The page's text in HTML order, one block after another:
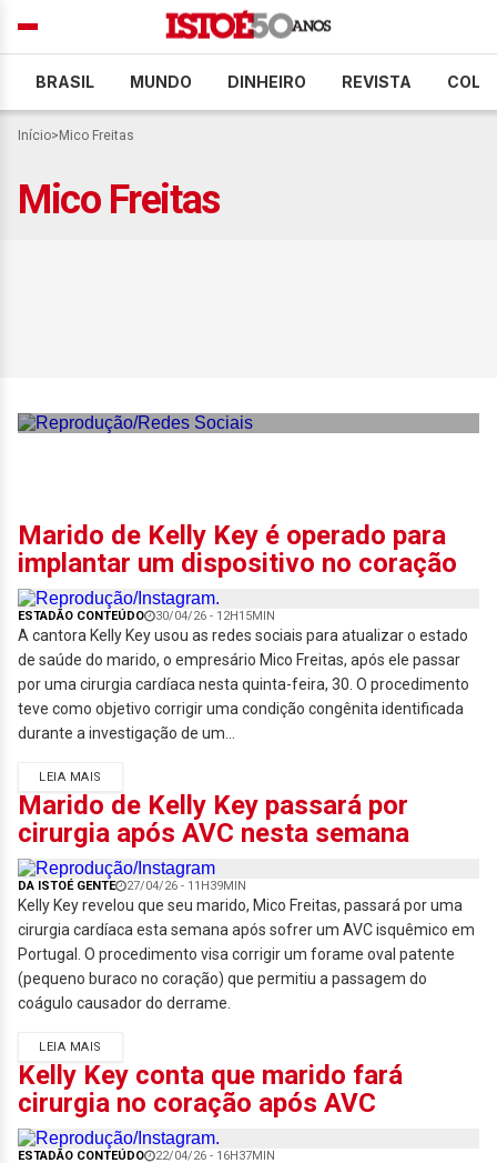
BRASIL MUNDO DINHEIRO REVISTA
Início> Mico Freitas
Mico Freitas
Marido de Kelly Key é operado para
implantar um dispositivo no coração
ESTADÃO CONTEÚDO 30/04/26 - 12H15MIN
A cantora Kelly Key usou as redes sociais para atualizar o estado
de saúde do marido, o empresário Mico Freitas, após ele passar
por uma cirurgia cardíaca nesta quinta-feira, 30. O procedimento
teve como objetivo corrigir uma condição congênita identificada
durante a investigação de um...
LEIA MAIS
Marido de Kelly Key passará por
cirurgia após AVC nesta semana
DA ISTOÉ GENTE 27/04/26 - 11H39MIN
Kelly Key revelou que seu marido, Mico Freitas, passará por uma
cirurgia cardíaca esta semana após sofrer um AVC isquêmico em
Portugal. O procedimento visa corrigir um forame oval patente
(pequeno buraco no coração) que permitiu a passagem do
coágulo causador do derrame.
LEIA MAIS
Kelly Key conta que marido fará
cirurgia no coração após AVC
ESTADÃO CONTEÚDO 22/04/26 - 16H37MIN